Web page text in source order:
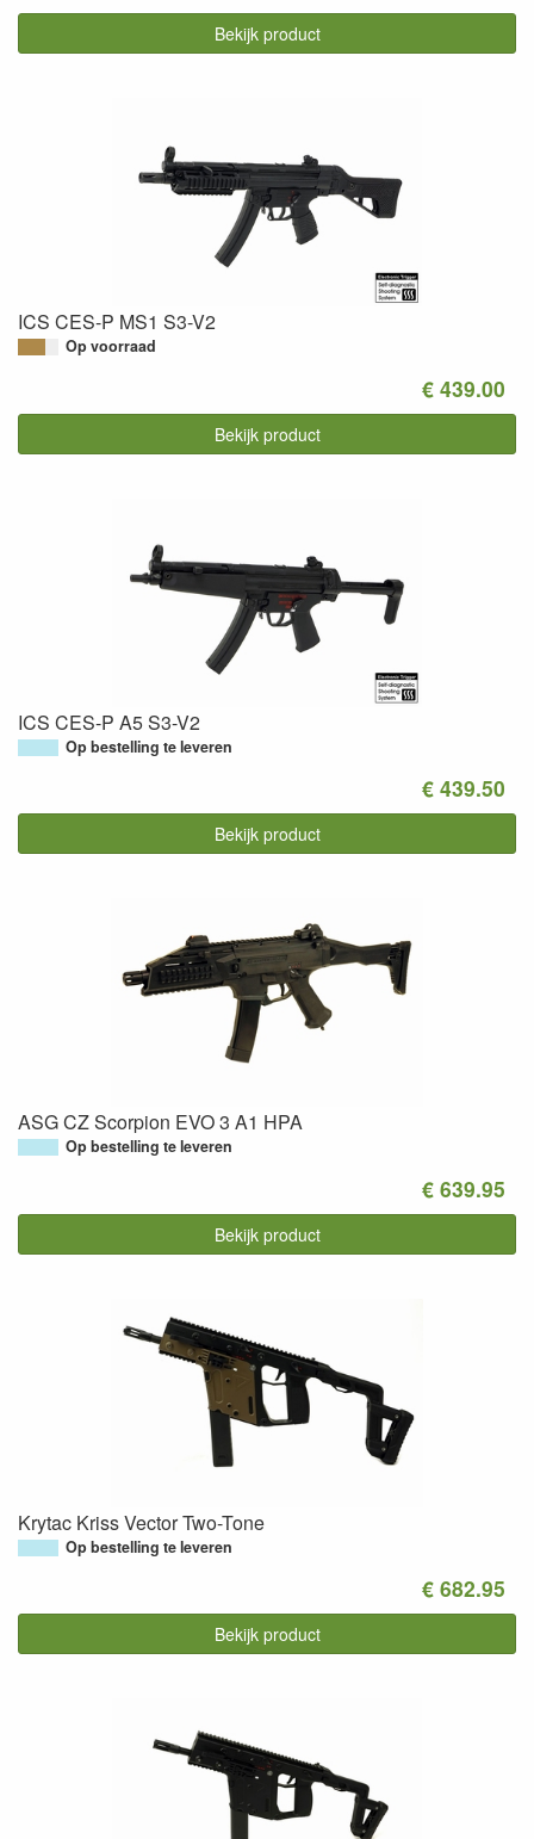
Bekijk product
ICS CES-P MS1 S3-V2
Op voorraad
€ 439.00
Bekijk product
ICS CES-P A5 S3-V2
Op bestelling te leveren
€ 439.50
Bekijk product
ASG CZ Scorpion EVO 3 A1 HPA
Op bestelling te leveren
€ 639.95
Bekijk product
Krytac Kriss Vector Two-Tone
Op bestelling te leveren
€ 682.95
Bekijk product